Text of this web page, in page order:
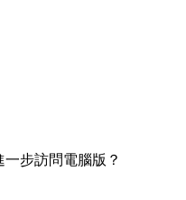
步訪問電腦版？